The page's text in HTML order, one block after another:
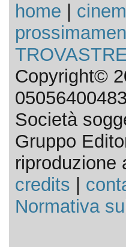
home
Copyright©
Società
Gruppo
riproduzione
credits
Normativa